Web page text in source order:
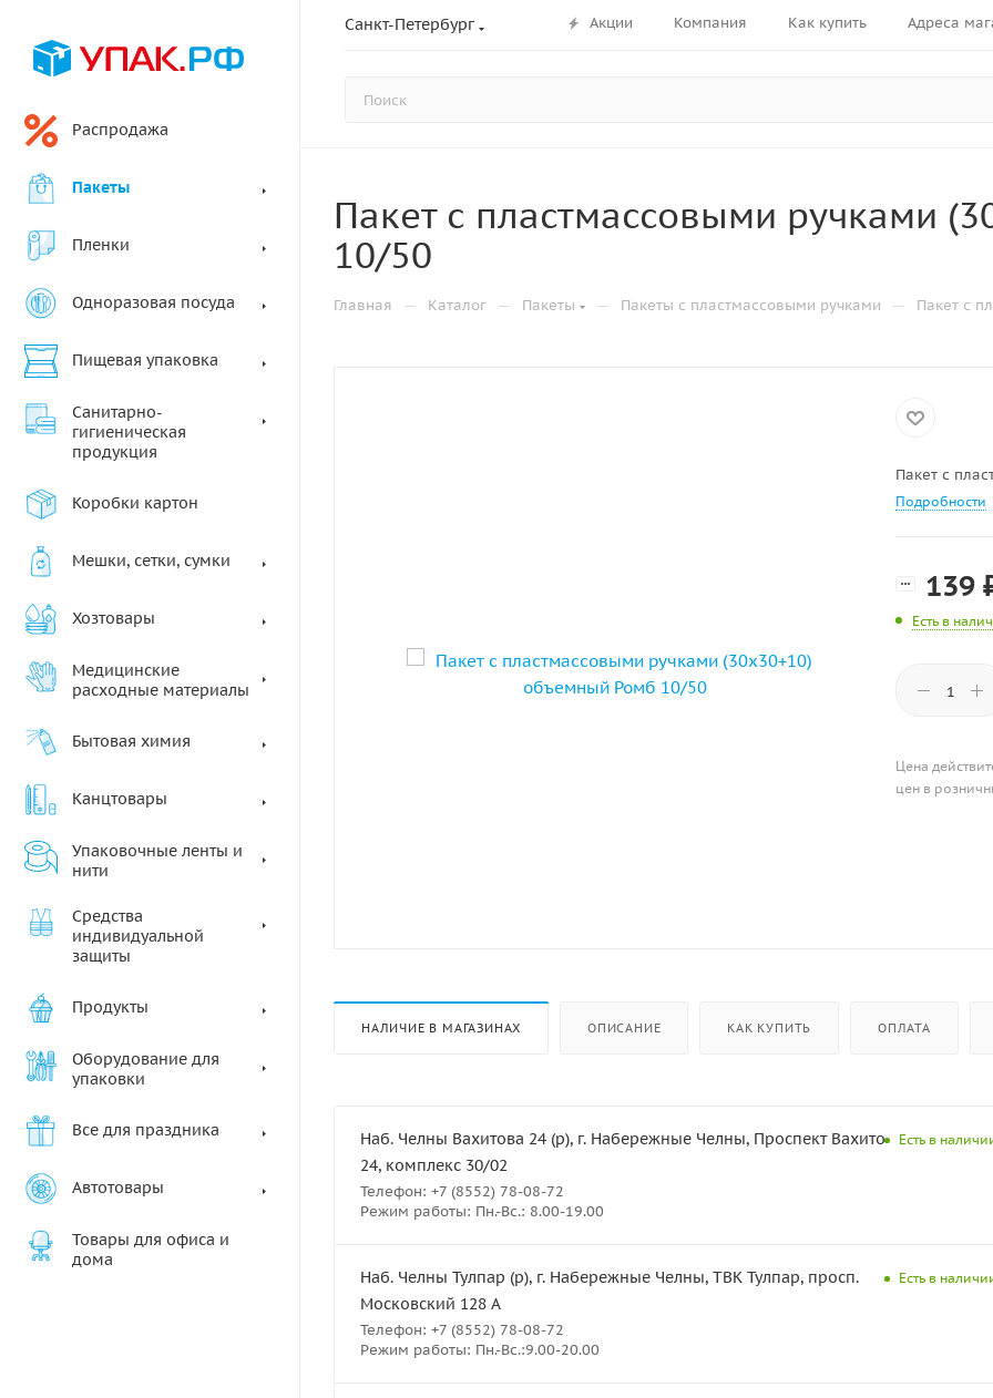
Санкт-Петербург Акции Компания Как купить Адреса
Распродажа
Пакеты
Пленки
Одноразовая посуда
Пищевая упаковка
Санитарно-
гигиеническая
продукция
Коробки картон
Мешки, сетки, сумки
Хозтовары
Медицинские
расходные материалы
Бытовая химия
Канцтовары
Упаковочные ленты и
нити
Средства
индивидуальной
защиты
Продукты
Оборудование для
упаковки
Все для праздника
Автотовары
Товары для офиса и
дома
Пакет с пластмассовыми ручками
10/50
Главная — Каталог — Пакеты — Пакеты с пластмассовыми ручками — Пакет с
Пакет с
Подробности
139
Есть в
Цена
цен в
НАЛИЧИЕ В МАГАЗИНАХ ОПИСАНИЕ КАК КУПИТЬ ОПЛАТА
Наб. Челны Вахитова 24 (р), г. Набережные Челны, Проспект Вахитова
24, комплекс 30/02
Телефон: +7 (8552) 78-08-72
Режим работы: Пн.-Вс.: 8.00-19.00
Есть в
Наб. Челны Тулпар (р), г. Набережные Челны, ТВК Тулпар, просп.
Московский 128 А
Телефон: +7 (8552) 78-08-72
Режим работы: Пн.-Вс.:9.00-20.00
Есть в